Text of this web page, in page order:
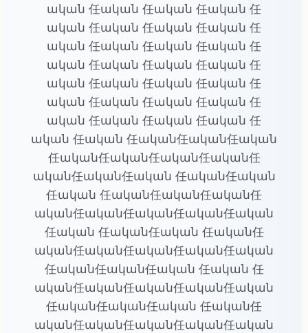
ական 任ական 任ական 任ական 任
ական 任ական 任ական 任ական 任
ական 任ական 任ական 任ական 任
ական 任ական 任ական 任ական 任
ական 任ական 任ական 任ական 任
ական 任ական 任ական 任ական 任
ական 任ական 任ական 任ական 任
ական 任ական 任ական任ական任ական
任ական任ական任ական任ական任
ական任ական任ական 任ական任ական
任ական 任ական任ական任ական任
ական任ական任ական任ական任ական
任ական 任ական任ական 任ական任
ական任ական任ական任ական任ական
任ական任ական任ական 任ական 任
ական任ական任ական任ական任ական
任ական任ական任ական 任ական任
ական任ական任ական任ական任ական